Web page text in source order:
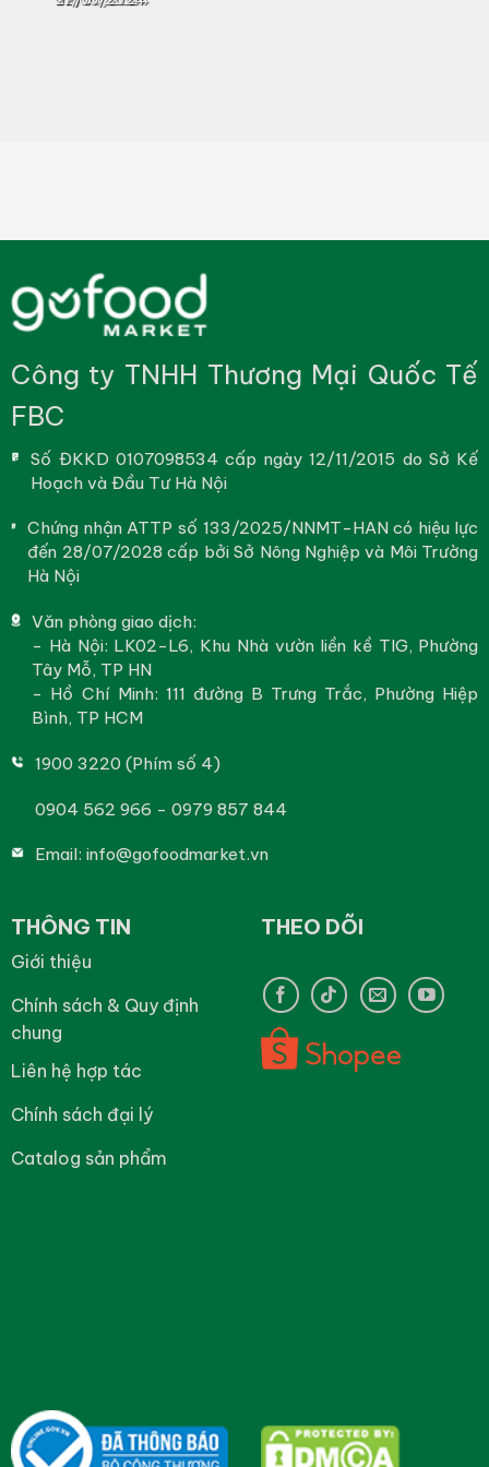
Công ty TNHH Thương Mại Quốc Tế
FBC
Số ĐKKD 0107098534 cấp ngày 12/11/2015 do Sở Kế
Hoạch và Đầu Tư Hà Nội
Chứng nhận ATTP số 133/2025/NNMT-HAN có hiệu lực
đến 28/07/2028 cấp bởi Sở Nông Nghiệp và Môi Trường
Hà Nội
Văn phòng giao dịch:
- Hà Nội: LK02-L6, Khu Nhà vườn liền kề TIG, Phường
Tây Mỗ, TP HN
- Hồ Chí Minh: 111 đường B Trưng Trắc, Phường Hiệp
Bình, TP HCM
1900 3220 (Phím số 4)
0904 562 966 - 0979 857 844
Email: info@gofoodmarket.vn
THÔNG TIN
Giới thiệu
Chính sách & Quy định
chung
Liên hệ hợp tác
Chính sách đại lý
Catalog sản phẩm
THEO DÕI